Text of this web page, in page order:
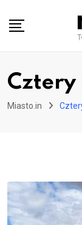
Cztery
Miasto.in